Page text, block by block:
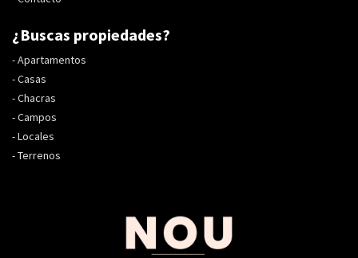
¿Buscas propiedades?
-Apartamentos
-Casas
-Chacras
-Campos
-Locales
-Terrenos